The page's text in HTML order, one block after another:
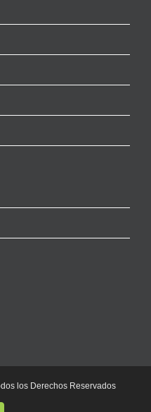
los Derechos Reservados